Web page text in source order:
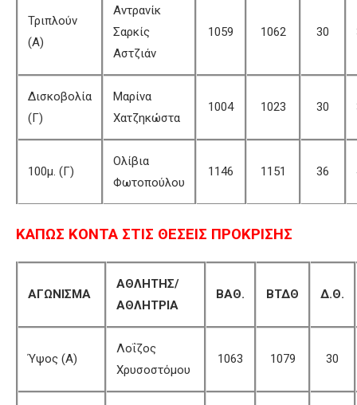
Τριπλούν
(Α)
Αντρανίκ
Σαρκίς
Αστζιάν
1059 1062 30
Δισκοβολία
(Γ)
Μαρίνα
Χατζηκώστα
1004 1023 30
100μ. (Γ)
Ολίβια
Φωτοπούλου
1146 1151 36
ΚΑΠΩΣ ΚΟΝΤΑ ΣΤΙΣ ΘΕΣΕΙΣ ΠΡΟΚΡΙΣΗΣ
ΑΓΩΝΙΣΜΑ
ΑΘΛΗΤΗΣ/
ΑΘΛΗΤΡΙΑ
ΒΑΘ. ΒΤΔΘ Δ.Θ.
Ύψος (Α)
Λοΐζος
Χρυσοστόμου
1063 1079 30